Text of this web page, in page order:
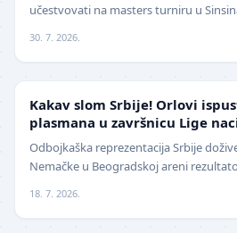
učestvovati na masters turniru u
30. 7. 2026.
Kakav slom Srbije! Orlovi
plasmana u završnicu Lige
Odbojkaška reprezentacija Srbije
Nemačke u Beogradskoj areni
18. 7. 2026.